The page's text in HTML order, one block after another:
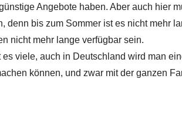
Angebote haben. Aber auch hier
denn bis zum Sommer ist es nicht mehr
nicht mehr lange verfügbar sein.
viele, auch in Deutschland wird man
können, und zwar mit der ganzen